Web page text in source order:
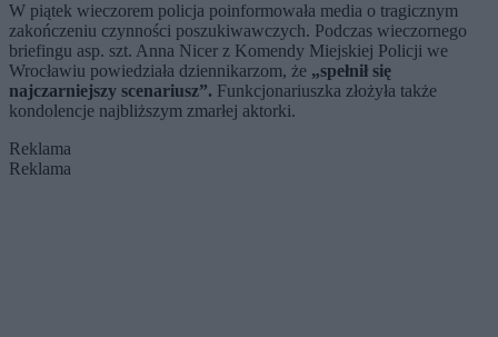
W piątek wieczorem policja poinformowała media o tragicznym
zakończeniu czynności poszukiwawczych. Podczas wieczornego
briefingu asp. szt. Anna Nicer z Komendy Miejskiej Policji we
Wrocławiu powiedziała dziennikarzom, że „spełnił się
najczarniejszy scenariusz”. Funkcjonariuszka złożyła także
kondolencje najbliższym zmarłej aktorki.
Reklama
Reklama